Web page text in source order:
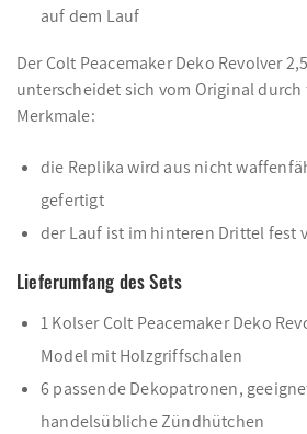
auf dem Lauf
Der Colt Peacemaker Deko Revolver
unterscheidet sich vom Original
Merkmale:
die Replika wird aus nicht
gefertigt
der Lauf ist im hinteren Drittel fest
Lieferumfang des Sets
1 Kolser Colt Peacemaker Deko
Model mit Holzgriffschalen
6 passende Dekopatronen,
handelsübliche Zündhütchen